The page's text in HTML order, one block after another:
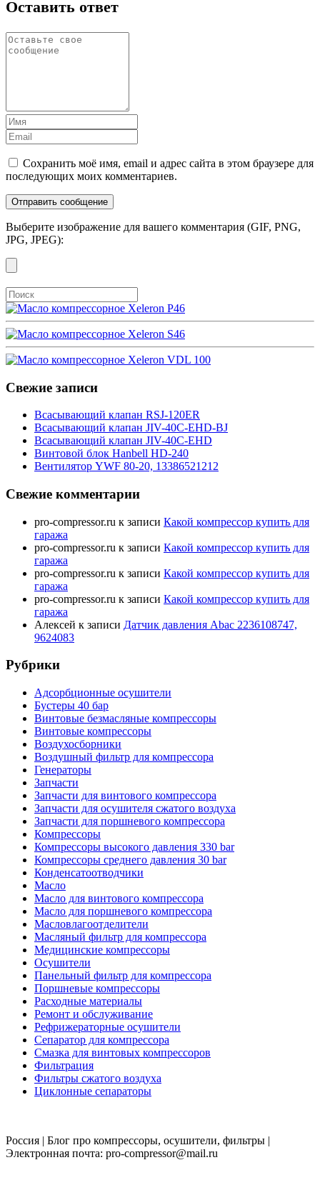
Оставить ответ
Сохранить моё имя, email и адрес сайта в этом браузере для
последующих моих комментариев.
Выберите изображение для вашего комментария (GIF, PNG,
JPG, JPEG):
Свежие записи
Всасывающий клапан RSJ-120ER
Всасывающий клапан JIV-40C-EHD-BJ
Всасывающий клапан JIV-40C-EHD
Винтовой блок Hanbell HD-240
Вентилятор YWF 80-20, 13386521212
Свежие комментарии
pro-compressor.ru к записи Какой компрессор купить для
гаража
pro-compressor.ru к записи Какой компрессор купить для
гаража
pro-compressor.ru к записи Какой компрессор купить для
гаража
pro-compressor.ru к записи Какой компрессор купить для
гаража
Алексей к записи Датчик давления Abac 2236108747,
9624083
Рубрики
Адсорбционные осушители
Бустеры 40 бар
Винтовые безмасляные компрессоры
Винтовые компрессоры
Воздухосборники
Воздушный фильтр для компрессора
Генераторы
Запчасти
Запчасти для винтового компрессора
Запчасти для осушителя сжатого воздуха
Запчасти для поршневого компрессора
Компрессоры
Компрессоры высокого давления 330 bar
Компрессоры среднего давления 30 bar
Конденсатоотводчики
Масло
Масло для винтового компрессора
Масло для поршневого компрессора
Масловлагоотделители
Масляный фильтр для компрессора
Медицинские компрессоры
Осушители
Панельный фильтр для компрессора
Поршневые компрессоры
Расходные материалы
Ремонт и обслуживание
Рефрижераторные осушители
Сепаратор для компрессора
Смазка для винтовых компрессоров
Фильтрация
Фильтры сжатого воздуха
Циклонные сепараторы
Россия | Блог про компрессоры, осушители, фильтры |
Электронная почта: pro-compressor@mail.ru